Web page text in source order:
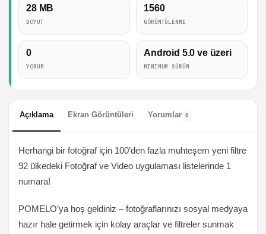
28 MB
BOYUT
1560
GÖRÜNTÜLENME
0
YORUM
Android 5.0 ve üzeri
MINIMUM SÜRÜM
Açıklama Ekran Görüntüleri Yorumlar 0
Herhangi bir fotoğraf için 100’den fazla muhteşem yeni filtre
92 ülkedeki Fotoğraf ve Video uygulaması listelerinde 1
numara!
POMELO’ya hoş geldiniz – fotoğraflarınızı sosyal medyaya
hazır hale getirmek için kolay araçlar ve filtreler sunmak